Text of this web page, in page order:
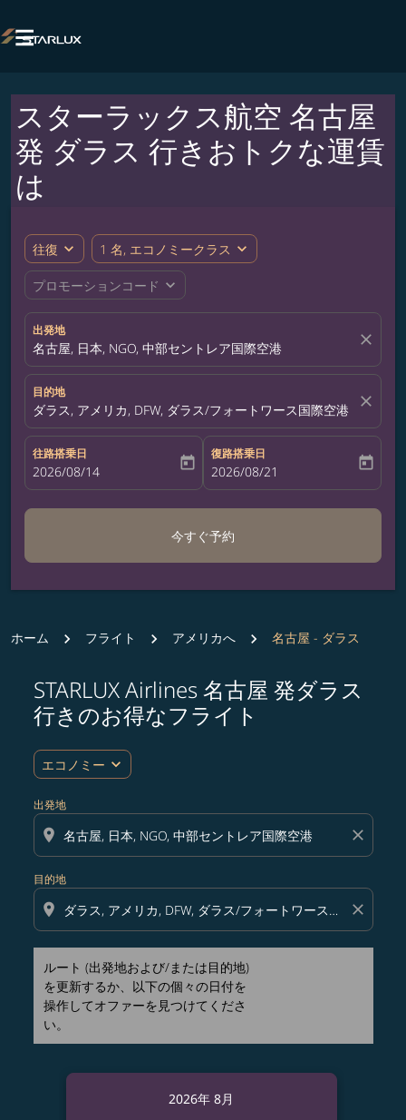

スターラックス航空 名古屋
発 ダラス 行きおトクな運賃
は
往復 expand_more 1 名, エコノミークラス expand_more
プロモーションコード expand_more
出発地
名古屋, 日本, NGO, 中部セントレア国際空港 close
目的地
ダラス, アメリカ, DFW, ダラス/フォートワース国際空港 close
往路搭乗日
fc-booking-departure-date-aria-label
2026/08/14 today
復路搭乗日
fc-booking-return-date-aria-label
2026/08/21 today
今すぐ予約
ホーム フライト アメリカへ 名古屋 - ダラス
STARLUX Airlines 名古屋 発ダラス
行きのお得なフライト
エコノミー expand_more
出発地
location_on close
目的地
location_on close
ルート (出発地および/または目的地)
を更新するか、以下の個々の日付を
操作してオファーを見つけてくださ
い。
ルート (出発地および/または目的地) を更新するか、以
2026年 8月